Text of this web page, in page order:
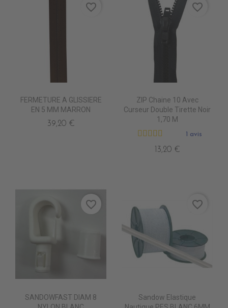
FERMETURE A GLISSIERE
EN 5 MM MARRON
39,20 €
favorite_border
ZIP Chaine 10 Avec
Curseur Double Tirette Noir
1,70 M
1 avis
13,20 €
favorite_border
SANDOWFAST DIAM 8
favorite_border
Sandow Elastique
favorite_border